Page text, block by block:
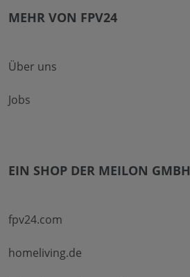
MEHR VON FPV24
Über uns
Jobs
EIN SHOP DER MEILON GMBH
fpv24.com
homeliving.de